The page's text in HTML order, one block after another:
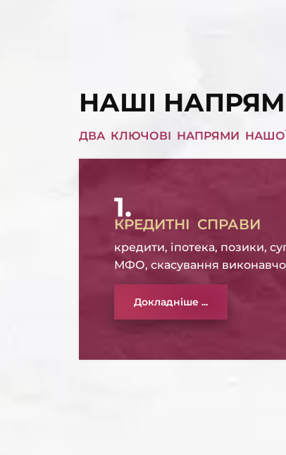
НАШІ
ДВА КЛЮЧОВІ НАПРЯМИ
1.
КРЕДИТНІ СПРАВИ
кредити, іпотека, позики,
МФО, скасування
Докладніше ...